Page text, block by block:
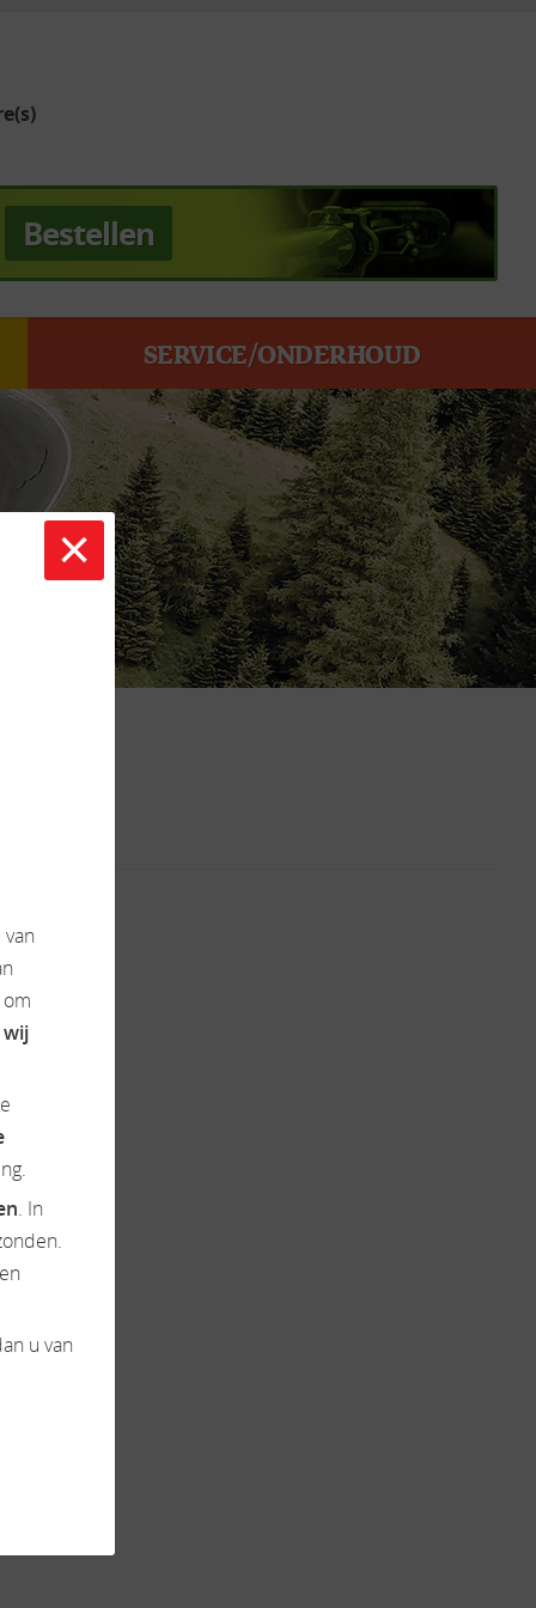
Bestellen
SERVICE/ONDERHOUD
van
wij
. In
u van
×